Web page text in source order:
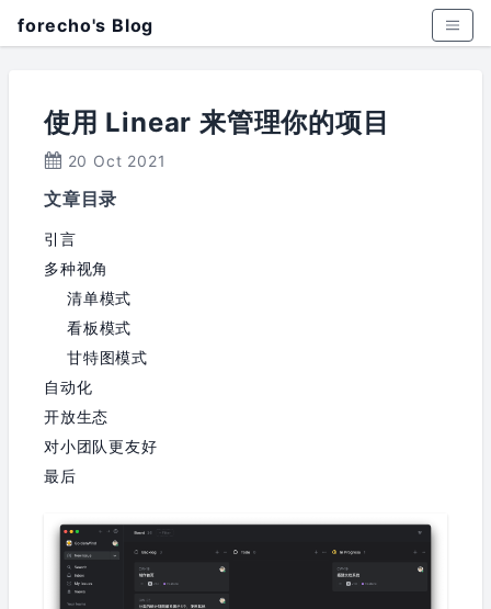
forecho's Blog
使用 Linear 来管理你的项目
20 Oct 2021
文章目录
引言
多种视角
清单模式
看板模式
甘特图模式
自动化
开放生态
对小团队更友好
最后